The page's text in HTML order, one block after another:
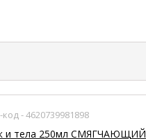
- 4620739981898
и тела 250мл СМЯГЧАЮЩИЙ